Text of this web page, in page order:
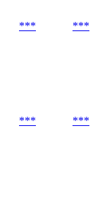
*** ***
*** ***